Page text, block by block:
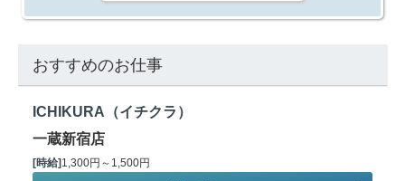
おすすめのお仕事
ICHIKURA（イチクラ）
一蔵新宿店
[時給] 1,300円～1,500円